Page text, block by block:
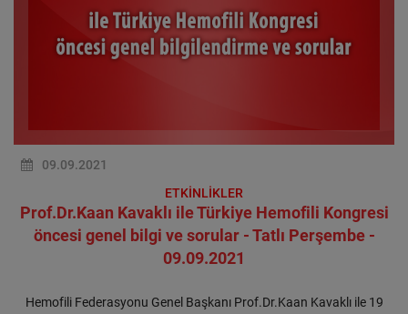
09.09.2021
ETKİNLİKLER
Prof.Dr.Kaan Kavaklı ile Türkiye Hemofili Kongresi
öncesi genel bilgi ve sorular - Tatlı Perşembe -
09.09.2021
Hemofili Federasyonu Genel Başkanı Prof.Dr.Kaan Kavaklı ile 19